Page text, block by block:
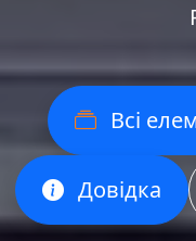
Всі
Довідка